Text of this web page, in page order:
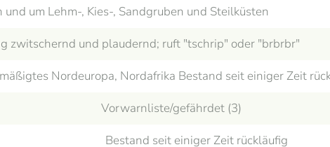
und um Lehm-, Kies-, Sandgruben und Steilküsten
zwitschernd und plaudernd; ruft "tschrip" oder "brbrbr"
Nordeuropa, Nordafrika Bestand seit einiger Zeit
Vorwarnliste/gefährdet (3)
Bestand seit einiger Zeit rückläufig